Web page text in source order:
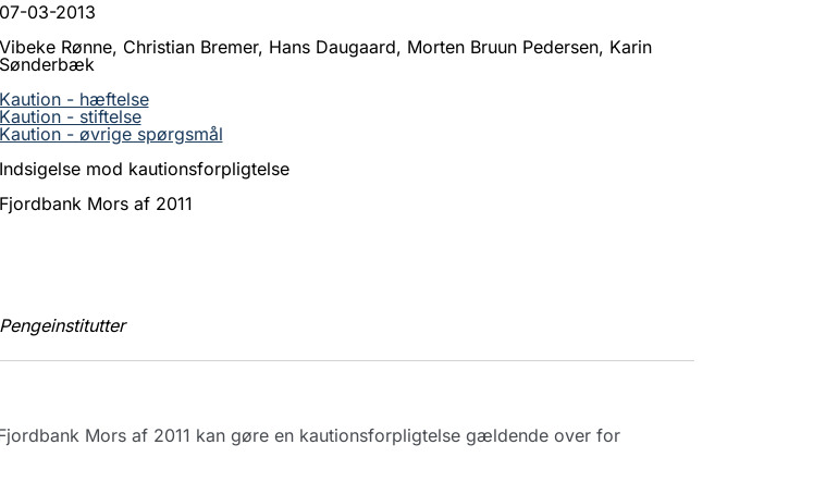
07-03-2013
Vibeke Rønne, Christian Bremer, Hans Daugaard, Morten Bruun Pedersen, Karin
Sønderbæk
Kaution - hæftelse
Kaution - stiftelse
Kaution - øvrige spørgsmål
Indsigelse mod kautionsforpligtelse
Fjordbank Mors af 2011
Pengeinstitutter
Mors af 2011 kan gøre en kautionsforpligtelse gældende over for